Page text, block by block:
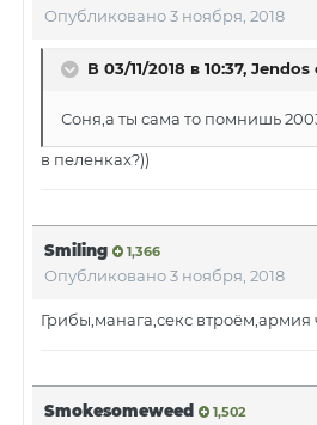
Опубликовано3 ноября, 2018
В 03/11/2018 в 10:37, Jendos
Соня,а ты сама то помнишь
в пеленках?))
Smiling 1,366
Опубликовано3 ноября, 2018
Грибы,манага,секс втроём,армия
Smokesomeweed 1,502